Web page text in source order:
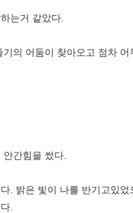
는거 같았다.
기의 어둠이 찾아오고 점차 어
간힘을 썼다.
. 밝은 빛이 나를 반기고있
.